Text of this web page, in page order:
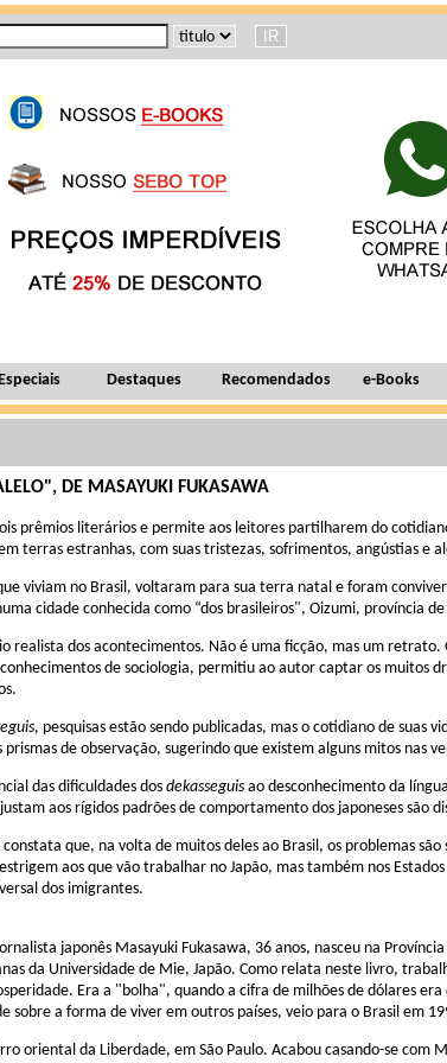
Destaques Recomendados e-Books
DE MASAYUKI FUKASAWA
prêmios literários e permite aos leitores partilharem do
terras estranhas, com suas tristezas, sofrimentos, angústias e
viviam no Brasil, voltaram para sua terra natal e foram
cidade conhecida como “dos brasileiros", Oizumi, província
realista dos acontecimentos. Não é uma ficção, mas um retrato.
de sociologia, permitiu ao autor captar os muitos
, pesquisas estão sendo publicadas, mas o cotidiano de suas
prismas de observação, sugerindo que existem alguns mitos nas
das dificuldades dos dekasseguis ao desconhecimento da
aos rígidos padrões de comportamento dos japoneses são
que, na volta de muitos deles ao Brasil, os problemas
aos que vão trabalhar no Japão, mas também nos
dos imigrantes.
japonês Masayuki Fukasawa, 36 anos, nasceu na
da Universidade de Mie, Japão. Como relata neste livro,
Era a "bolha", quando a cifra de milhões de dólares
sobre a forma de viver em outros países, veio para o Brasil em
oriental da Liberdade, em São Paulo. Acabou casando-se com